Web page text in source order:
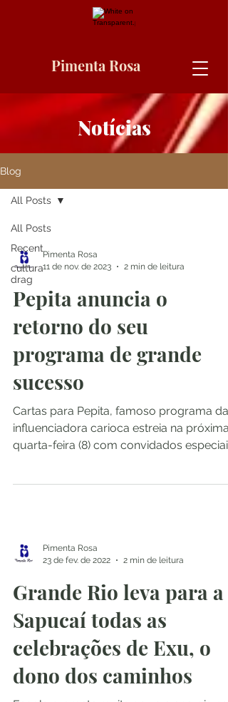
Pimenta Rosa
Notícias
Blog
All Posts
Recent
cultura
drag
All Posts
Pimenta Rosa
11 de nov. de 2023
2 min de leitura
Pepita anuncia o
retorno do seu
programa de grande
sucesso
Cartas para Pepita, famoso programa da
influenciadora carioca estreia na próxima
quarta-feira (8) com convidados especiais
Pimenta Rosa
23 de fev. de 2022
2 min de leitura
Grande Rio leva para a
Sapucaí todas as
celebrações de Exu, o
dono dos caminhos